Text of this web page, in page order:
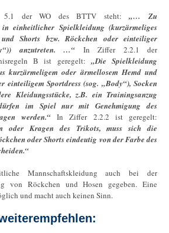
der WO des BTTV steht:„… Zu
einheitlicher Spielkleidung (kurzärmeliges
Shorts bzw. Röckchen oder einteiliger
anzutreten. …“ In Ziffer 2.2.1 der
B ist geregelt: „Die Spielkleidung
kurzärmeligem oder ärmellosem Hemd und
einteiligem Sportdress (sog. „Body“), Socken
Kleidungsstücke, z.B. ein Trainingsanzug
im Spiel nur mit Genehmigung des
werden.“In Ziffer 2.2.2 ist geregelt:
oder Kragen des Trikots, muss sich die
oder Shorts eindeutig von der Farbe des
Mannschaftskleidung auch bei der
von Röckchen und Hosen gegeben. Eine
und macht auch keinen Sinn.